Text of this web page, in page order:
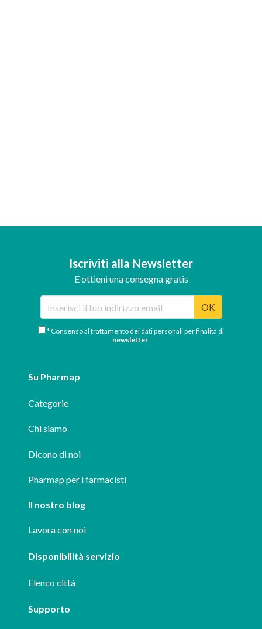
Iscriviti alla Newsletter
E ottieni una consegna gratis
OK
* Consenso al trattamento dei dati personali per finalità di
newsletter.
Su Pharmap
Categorie
Chi siamo
Dicono di noi
Pharmap per i farmacisti
Il nostro blog
Lavora con noi
Disponibilità servizio
Elenco città
Supporto